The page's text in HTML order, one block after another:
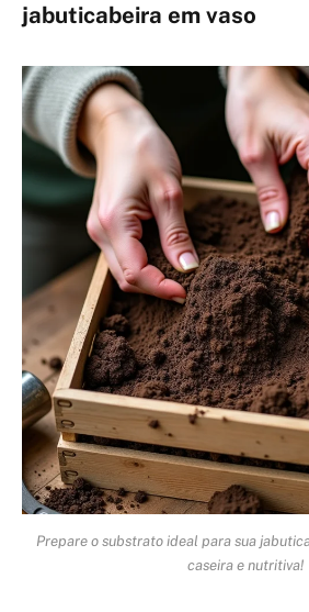
jabuticabeira em vaso
Prepare o substrato ideal para sua
caseira e nutritiva!